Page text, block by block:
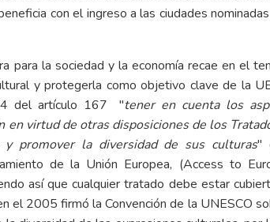
con el ingreso a las ciudades
para la sociedad y la economía recae en el
y protegerla como objetivo clave de la
4 del artículo 167 "tener en cuenta los
en virtud de otras disposiciones de los
y promover la diversidad de sus culturas"
de la Unión Europea, (Access to
así que cualquier tratado debe estar
el 2005 firmó la Convención de la UNESCO